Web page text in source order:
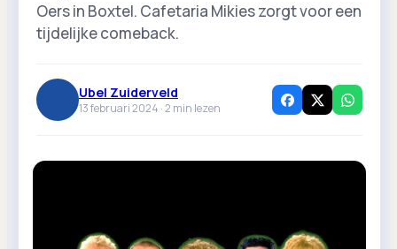
Oers in Boxtel. Cafetaria Mikies zorgt voor een
tijdelijke comeback.
Ubel Zuiderveld
13 februari 2024 ·2 min lezen